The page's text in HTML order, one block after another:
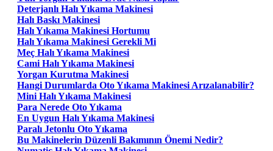
Deterjanlı Halı Yıkama Makinesi
Halı Baskı Makinesi
Halı Yıkama Makinesi Hortumu
Halı Yıkama Makinesi Gerekli Mi
Meç Halı Yıkama Makinesi
Cami Halı Yıkama Makinesi
Yorgan Kurutma Makinesi
Hangi Durumlarda Oto Yıkama Makinesi Arızalanabilir?
Mini Halı Yıkama Makinesi
Para Nerede Oto Yıkama
En Uygun Halı Yıkama Makinesi
Paralı Jetonlu Oto Yıkama
Bu Makinelerin Düzenli Bakımının Önemi Nedir?